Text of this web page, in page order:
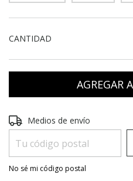
CANTIDAD
Entregas para el CP:
Medios de envío
No sé mi código postal